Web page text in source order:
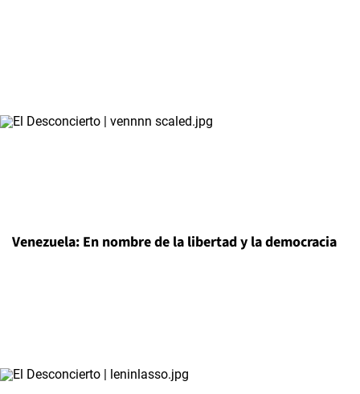
Venezuela: En nombre de la libertad y la democracia